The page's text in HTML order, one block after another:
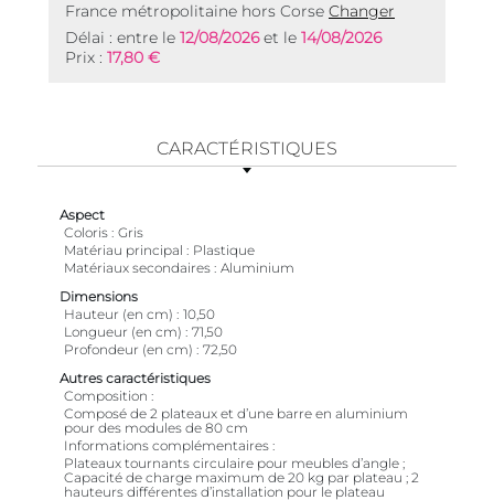
France métropolitaine hors Corse Changer
Délai : entre le 12/08/2026et le 14/08/2026
Prix : 17,80 €
CARACTÉRISTIQUES
Aspect
Coloris Gris
Matériau principal
Plastique
Matériaux secondaires Aluminium
Dimensions
Hauteur (en cm)
10,50
Longueur (en cm)
71,50
Profondeur (en cm)
72,50
Autres caractéristiques
Composition
Composé de 2 plateaux et d’une barre en aluminium
pour des modules de 80 cm
Informations complémentaires
Plateaux tournants circulaire pour meubles d’angle ;
Capacité de charge maximum de 20 kg par plateau ; 2
hauteurs différentes d’installation pour le plateau